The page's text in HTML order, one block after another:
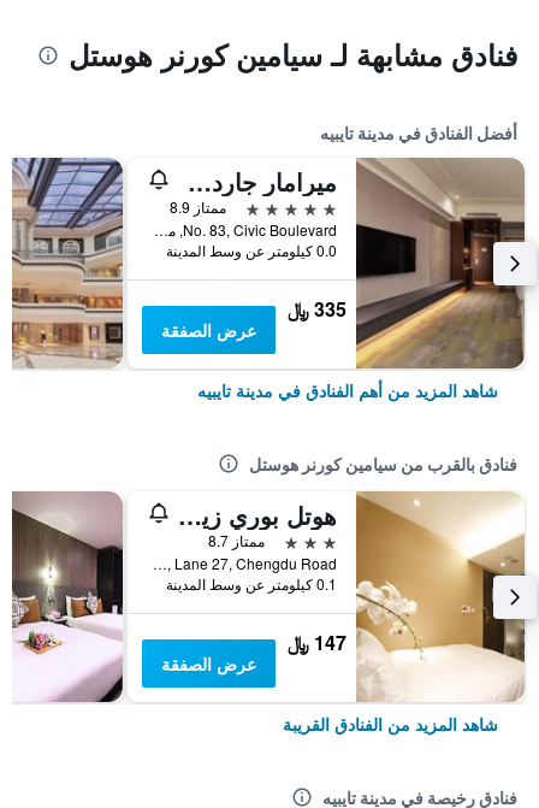
فنادق مشابهة لـ سيامين كورنر هوستل
أفضل الفنادق في مدينة تايبيه
ميرامار جاردن تابييه
5 نجوم
ممتاز 8.9
No. 83, Civic Boulevard, مدينة تايبيه, تايوان
0.0 كيلومتر عن وسط المدينة
335 ﷼
عرض الصفقة
شاهد المزيد من أهم الفنادق في مدينة تايبيه
فنادق بالقرب من سيامين كورنر هوستل
هوتل بوري زيمن برانش
3 نجوم
ممتاز 8.7
No. 6, Lane 27, Chengdu Road, مدينة تايبيه, تايوان
0.1 كيلومتر عن وسط المدينة
147 ﷼
عرض الصفقة
شاهد المزيد من الفنادق القريبة
فنادق رخيصة في مدينة تايبيه